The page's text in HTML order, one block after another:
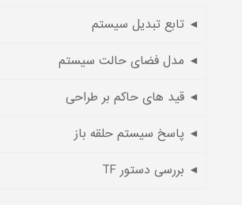
◄ تابع تبدیل سیستم
◄ مدل فضای حالت سیستم
◄ قید های حاکم بر طراحی
◄ پاسخ سیستم حلقه باز
◄ بررسی دستور TF